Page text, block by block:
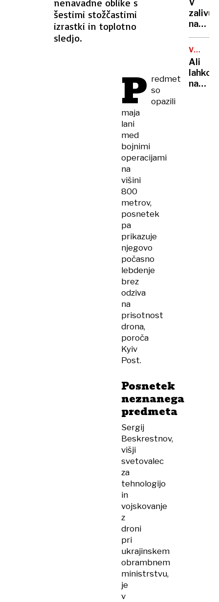
nenavadne oblike s
šestimi stožčastimi
izrastki in toplotno
sledjo.
P redmet
so
opazili
maja
lani
med
bojnimi
operacijami
na
višini
800
metrov,
posnetek
pa
prikazuje
njegovo
počasno
lebdenje
brez
odziva
na
prisotnost
drona,
poroča
Kyiv
Post.
Posnetek
neznanega
predmeta
Sergij
Beskrestnov,
višji
svetovalec
za
tehnologijo
in
vojskovanje
z
droni
pri
ukrajinskem
obrambnem
ministrstvu,
je
v
poslih
V
zalivu
na
našli
truplo
24-
NEDA
Ali
lahko
na